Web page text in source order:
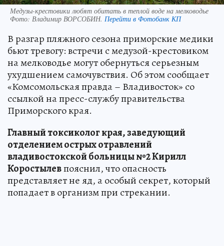
Медузы-крестовики любят обитать в теплой воде на мелководье
Фото: Владимир ВОРСОБИН. Перейти в Фотобанк КП
В разгар пляжного сезона приморские медики
бьют тревогу: встречи с медузой-крестовиком
на мелководье могут обернуться серьезным
ухудшением самочувствия. Об этом сообщает
«Комсомольская правда – Владивосток» со
ссылкой на пресс-службу правительства
Приморского края.
Главный токсиколог края, заведующий
отделением острых отравлений
владивостокской больницы №2 Кирилл
Коростылевпояснил, что опасность
представляет не яд, а особый секрет, который
попадает в организм при стрекании.